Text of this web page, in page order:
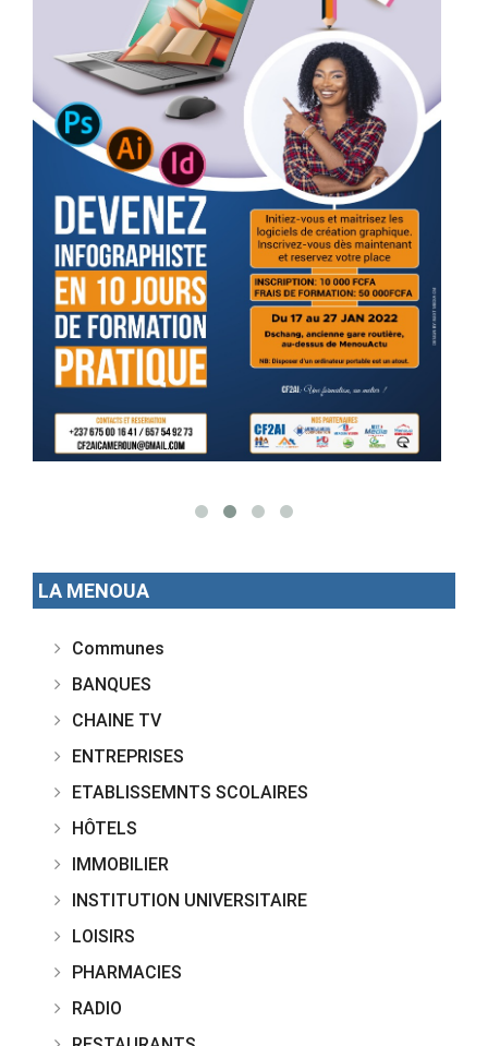
LA MENOUA
Communes
BANQUES
CHAINE TV
ENTREPRISES
ETABLISSEMNTS SCOLAIRES
HÔTELS
IMMOBILIER
INSTITUTION UNIVERSITAIRE
LOISIRS
PHARMACIES
RADIO